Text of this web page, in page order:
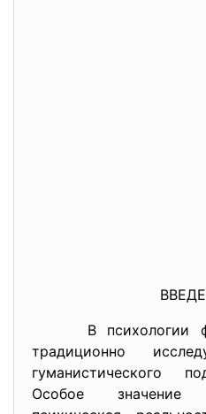
В психологии
традиционно
гуманистического
Особое значение